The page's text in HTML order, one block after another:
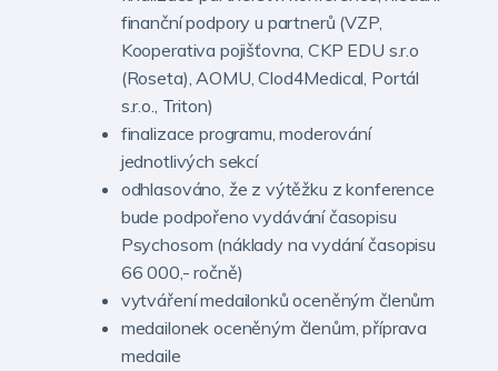
finanční podpory u partnerů (VZP,
Kooperativa pojišťovna, CKP EDU s.r.o
(Roseta), AOMU, Clod4Medical, Portál
s.r.o., Triton)
finalizace programu, moderování
jednotlivých sekcí
odhlasováno, že z výtěžku z konference
bude podpořeno vydávání časopisu
Psychosom (náklady na vydání časopisu
66 000,- ročně)
vytváření medailonků oceněným členům
medailonek oceněným členům, příprava
medaile